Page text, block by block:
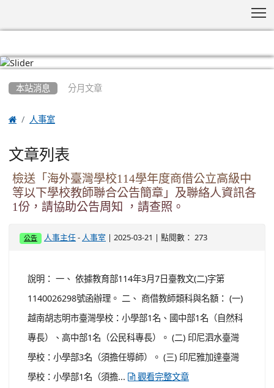
本站消息 分月文章
 人事室
文章列表
檢送「海外臺灣學校114學年度商借公立高級中
等以下學校教師聯合公告簡章」及聯絡人資訊各
1份，請協助公告周知 ，請查照。
公告 人事主任 - 人事室 | 2025-03-21 | 點閱數： 273
說明： 一、 依據教育部114年3月7日臺教文(二)字第
1140026298號函辦理。 二、 商借教師類科與名額： (一)
越南胡志明市臺灣學校：小學部1名、國中部1名（自然科
專長）、高中部1名（公民科專長）。 (二) 印尼泗水臺灣
學校：小學部3名（須擔任導師）。 (三) 印尼雅加達臺灣
學校：小學部1名（須擔...
觀看完整文章